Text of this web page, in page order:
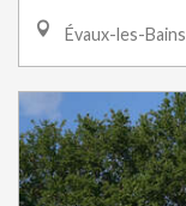
Évaux-les-Bains